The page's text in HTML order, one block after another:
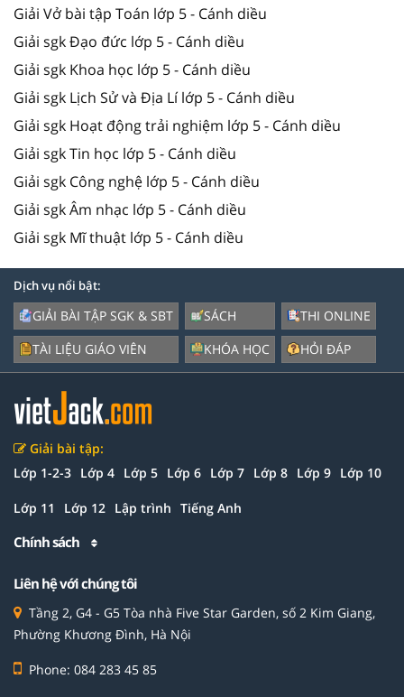
Giải Vở bài tập Toán lớp 5 - Cánh diều
Giải sgk Đạo đức lớp 5 - Cánh diều
Giải sgk Khoa học lớp 5 - Cánh diều
Giải sgk Lịch Sử và Địa Lí lớp 5 - Cánh diều
Giải sgk Hoạt động trải nghiệm lớp 5 - Cánh diều
Giải sgk Tin học lớp 5 - Cánh diều
Giải sgk Công nghệ lớp 5 - Cánh diều
Giải sgk Âm nhạc lớp 5 - Cánh diều
Giải sgk Mĩ thuật lớp 5 - Cánh diều
Dịch vụ nổi bật:
GIẢI BÀI TẬP SGK & SBT
TÀI LIỆU GIÁO VIÊN
SÁCH
KHÓA HỌC
THI ONLINE
HỎI ĐÁP
Giải bài tập:
Lớp 1-2-3 Lớp 4 Lớp 5 Lớp 6 Lớp 7 Lớp 8 Lớp 9 Lớp 10
Lớp 11 Lớp 12 Lập trình Tiếng Anh
Chính sách
Liên hệ với chúng tôi
Tầng 2, G4 - G5 Tòa nhà Five Star Garden, số 2 Kim Giang,
Phường Khương Đình, Hà Nội
Phone: 084 283 45 85